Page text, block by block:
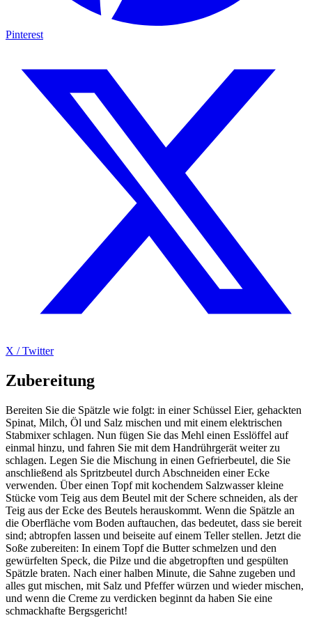
Pinterest
X / Twitter
Zubereitung
Bereiten Sie die Spätzle wie folgt: in einer Schüssel Eier, gehackten
Spinat, Milch, Öl und Salz mischen und mit einem elektrischen
Stabmixer schlagen. Nun fügen Sie das Mehl einen Esslöffel auf
einmal hinzu, und fahren Sie mit dem Handrührgerät weiter zu
schlagen. Legen Sie die Mischung in einen Gefrierbeutel, die Sie
anschließend als Spritzbeutel durch Abschneiden einer Ecke
verwenden. Über einen Topf mit kochendem Salzwasser kleine
Stücke vom Teig aus dem Beutel mit der Schere schneiden, als der
Teig aus der Ecke des Beutels herauskommt. Wenn die Spätzle an
die Oberfläche vom Boden auftauchen, das bedeutet, dass sie bereit
sind; abtropfen lassen und beiseite auf einem Teller stellen. Jetzt die
Soße zubereiten: In einem Topf die Butter schmelzen und den
gewürfelten Speck, die Pilze und die abgetropften und gespülten
Spätzle braten. Nach einer halben Minute, die Sahne zugeben und
alles gut mischen, mit Salz und Pfeffer würzen und wieder mischen,
und wenn die Creme zu verdicken beginnt da haben Sie eine
schmackhafte Bergsgericht!